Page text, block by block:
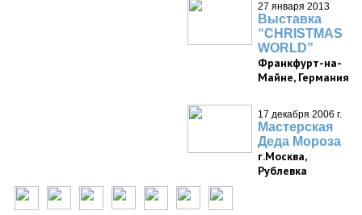
27 января 2013
Выставка
“CHRISTMAS
WORLD”
Франкфурт-на-
Майне, Германия
17 декабря 2006 г.
Мастерская
Деда Мороза
г.Москва,
Рублевка